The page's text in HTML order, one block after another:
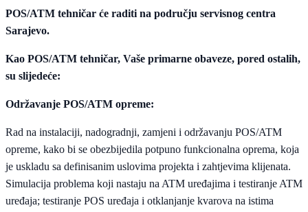
POS/ATM tehničar će raditi na području servisnog centra
Sarajevo.
Kao POS/ATM tehničar, Vaše primarne obaveze, pored ostalih,
su slijedeće:
Održavanje POS/ATM opreme:
Rad na instalaciji, nadogradnji, zamjeni i održavanju POS/ATM
opreme, kako bi se obezbijedila potpuno funkcionalna oprema, koja
je uskladu sa definisanim uslovima projekta i zahtjevima klijenata.
Simulacija problema koji nastaju na ATM uređajima i testiranje ATM
uređaja; testiranje POS uređaja i otklanjanje kvarova na istima